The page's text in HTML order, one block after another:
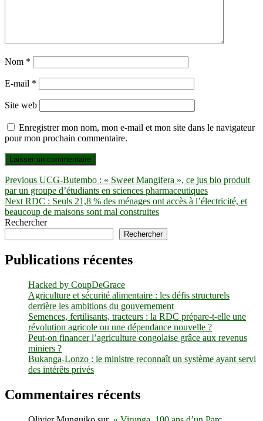
Nom *
E-mail *
Site web
Enregistrer mon nom, mon e-mail et mon site dans le navigateur
pour mon prochain commentaire.
Navigation
de
l’article
Previous Previous
post:
UCG-Butembo : « Sweet Mangifera », ce jus bio produit
par un groupe d’étudiants en sciences pharmaceutiques
Next Next
post:
RDC : Seuls 21,8 % des ménages ont accès à l’électricité, et
beaucoup de maisons sont mal construites
Rechercher
Rechercher
Publications récentes
Hacked by CoupDeGrace
Agriculture et sécurité alimentaire : les défis structurels
derrière les ambitions du gouvernement
Semences, fertilisants, tracteurs : la RDC prépare-t-elle une
révolution agricole ou une dépendance nouvelle ?
Peut-on financer l’agriculture congolaise grâce aux revenus
miniers ?
Bukanga-Lonzo : le ministre reconnaît un système ayant servi
des intérêts privés
Commentaires récents